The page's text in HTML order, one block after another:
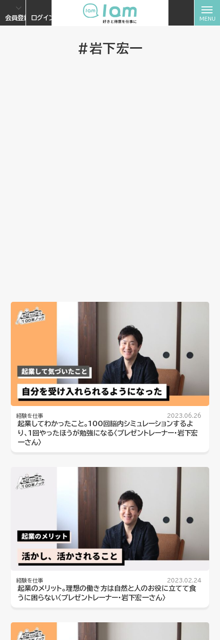
会員登録 ログイン
#岩下宏一
経験を仕事 2023.06.26
起業してわかったこと。100回脳内シミュレーションするよ
り、1回やったほうが勉強になる〈プレゼントレーナー・岩下宏
一さん〉
経験を仕事 2023.02.24
起業のメリット。理想の働き方は自然と人のお役に立てて食
うに困らない〈プレゼントレーナー・岩下宏一さん〉